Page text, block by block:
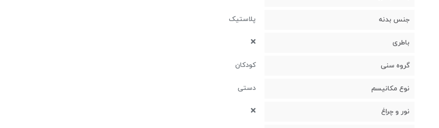
جنس بدنه پلاستیک
باطری
گروه سنی کودکان
نوع مکانیسم دستی
نور و چراغ